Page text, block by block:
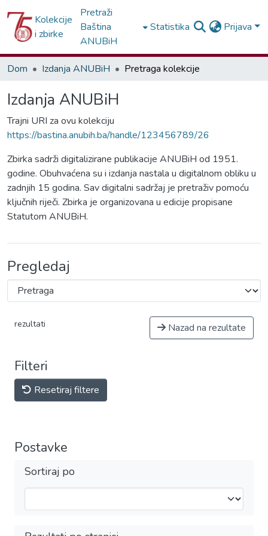
Kolekcije
i zbirke
Pretraži
Baština
ANUBiH
Statistika Prijava
Dom Izdanja ANUBiH Pretraga kolekcije
Izdanja ANUBiH
Trajni URI za ovu kolekciju
https://bastina.anubih.ba/handle/123456789/26
Zbirka sadrži digitalizirane publikacije ANUBiH od 1951.
godine. Obuhvaćena su i izdanja nastala u digitalnom obliku u
zadnjih 15 godina. Sav digitalni sadržaj je pretraživ pomoću
ključnih riječi. Zbirka je organizovana u edicije propisane
Statutom ANUBiH.
Pregledaj
rezultati Nazad na rezultate
Filteri
Resetiraj filtere
Postavke
Sortiraj po